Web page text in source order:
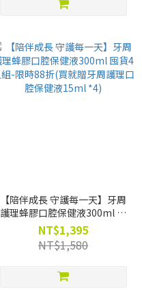
【陪伴成長 守護每一天】牙周
護理蜂膠口腔保健液300ml 囤
貨4入組-限時88折(買就贈牙周
護理口腔保健液15ml *4)
NT$1,395
NT$1,580